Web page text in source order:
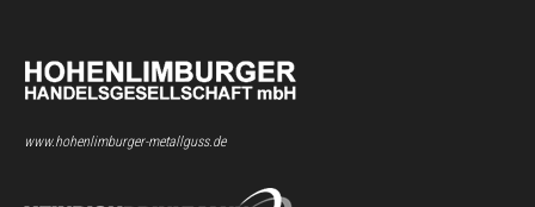
www.hohenlimburger-metallguss.de